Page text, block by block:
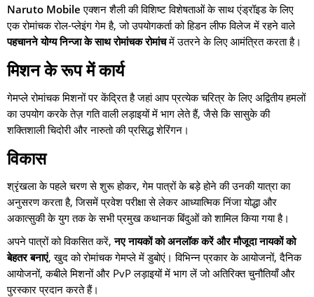
Naruto Mobile एक्शन शैली की विशिष्ट विशेषताओं के साथ एंड्रॉइड के लिए
एक रोमांचक रोल-प्लेइंग गेम है, जो उपयोगकर्ता को हिडन लीफ विलेज में रहने वाले
पहचानने योग्य निन्जा के साथ रोमांचक रोमांचमें उतरने के लिए आमंत्रित करता है।
मिशन के रूप में कार्य
गेमप्ले रोमांचक मिशनों पर केंद्रित है जहां आप प्रत्येक चरित्र के लिए अद्वितीय हमलों
का उपयोग करके तेज़ गति वाली लड़ाइयों में भाग लेते हैं, जैसे कि सासुके की
शक्तिशाली चिदोरी और नारुतो की प्रसिद्ध शेरिंगन।
विकास
श्रृंखला के पहले चरण से शुरू होकर, गेम पात्रों के बड़े होने की उनकी यात्रा का
अनुसरण करता है, जिसमें प्रवेश परीक्षा से लेकर आध्यात्मिक निंजा योद्धा और
अकात्सुकी के युग तक के सभी प्रमुख कथानक बिंदुओं को शामिल किया गया है।
अपने पात्रों को विकसित करें,नए नायकों को अनलॉक करें और मौजूदा नायकों को
बेहतर बनाएं, खुद को रोमांचक गेमप्ले में डुबोएं। विभिन्न प्रकार के आयोजनों, दैनिक
आयोजनों, कबीले मिशनों और PvP लड़ाइयों में भाग लें जो अतिरिक्त चुनौतियाँ और
पुरस्कार प्रदान करते हैं।